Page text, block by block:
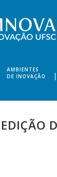
AMBIENTES
DE INOVAÇÃO